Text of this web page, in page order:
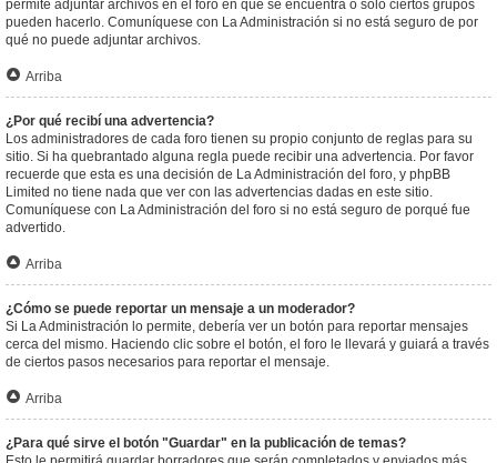
permite adjuntar archivos en el foro en que se encuentra o solo ciertos grupos
pueden hacerlo. Comuníquese con La Administración si no está seguro de por
qué no puede adjuntar archivos.
Arriba
¿Por qué recibí una advertencia?
Los administradores de cada foro tienen su propio conjunto de reglas para su
sitio. Si ha quebrantado alguna regla puede recibir una advertencia. Por favor
recuerde que esta es una decisión de La Administración del foro, y phpBB
Limited no tiene nada que ver con las advertencias dadas en este sitio.
Comuníquese con La Administración del foro si no está seguro de porqué fue
advertido.
Arriba
¿Cómo se puede reportar un mensaje a un moderador?
Si La Administración lo permite, debería ver un botón para reportar mensajes
cerca del mismo. Haciendo clic sobre el botón, el foro le llevará y guiará a través
de ciertos pasos necesarios para reportar el mensaje.
Arriba
¿Para qué sirve el botón "Guardar" en la publicación de temas?